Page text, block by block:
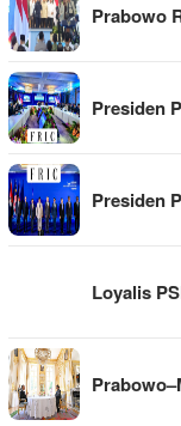
Prabowo
Presiden
Presiden
Loyalis